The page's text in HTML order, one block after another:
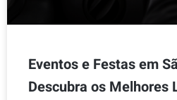
Eventos e Festas em
Descubra os Melhores